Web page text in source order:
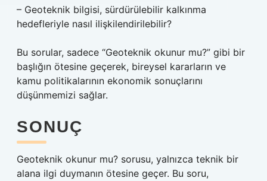
– Geoteknik bilgisi, sürdürülebilir kalkınma
hedefleriyle nasıl ilişkilendirilebilir?
Bu sorular, sadece “Geoteknik okunur mu?” gibi bir
başlığın ötesine geçerek, bireysel kararların ve
kamu politikalarının ekonomik sonuçlarını
düşünmemizi sağlar.
SONUÇ
Geoteknik okunur mu? sorusu, yalnızca teknik bir
alana ilgi duymanın ötesine geçer. Bu soru,